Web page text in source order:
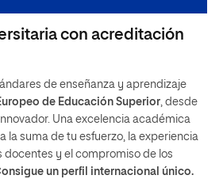
con acreditación
de enseñanza y aprendizaje
de Educación Superior, desde
Una excelencia académica
la suma de tu esfuerzo, la experiencia
docentes y el compromiso de los
un perfil internacional único.